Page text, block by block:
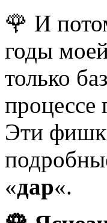
🌹 И
годы
только
процессе
Эти
«дар«.